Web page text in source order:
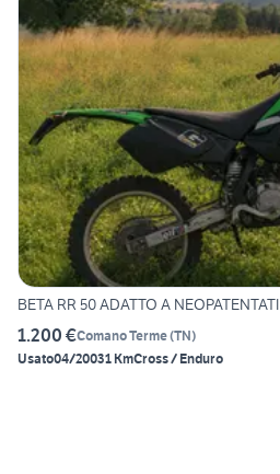
BETA RR 50 ADATTO A NEOPATENTATI
1.200 €Comano Terme(TN)
Usato04/20031 KmCross / Enduro